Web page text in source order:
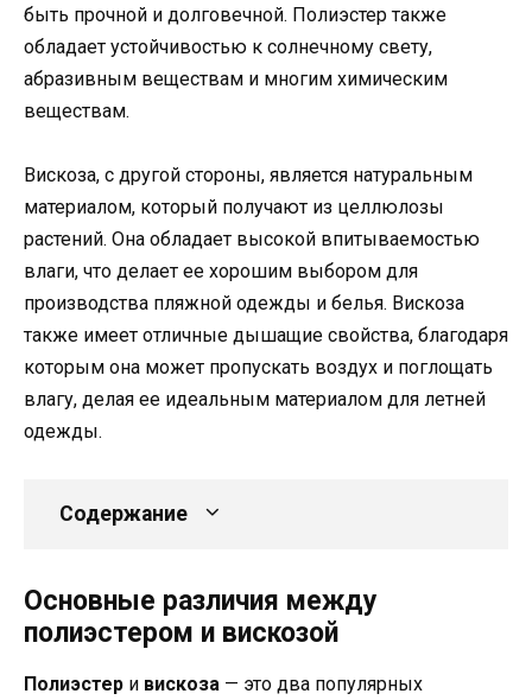
быть прочной и долговечной. Полиэстер также
обладает устойчивостью к солнечному свету,
абразивным веществам и многим химическим
веществам.
Вискоза, с другой стороны, является натуральным
материалом, который получают из целлюлозы
растений. Она обладает высокой впитываемостью
влаги, что делает ее хорошим выбором для
производства пляжной одежды и белья. Вискоза
также имеет отличные дышащие свойства, благодаря
которым она может пропускать воздух и поглощать
влагу, делая ее идеальным материалом для летней
одежды.
Содержание
Основные различия между
полиэстером и вискозой
Полиэстер и вискоза — это два популярных